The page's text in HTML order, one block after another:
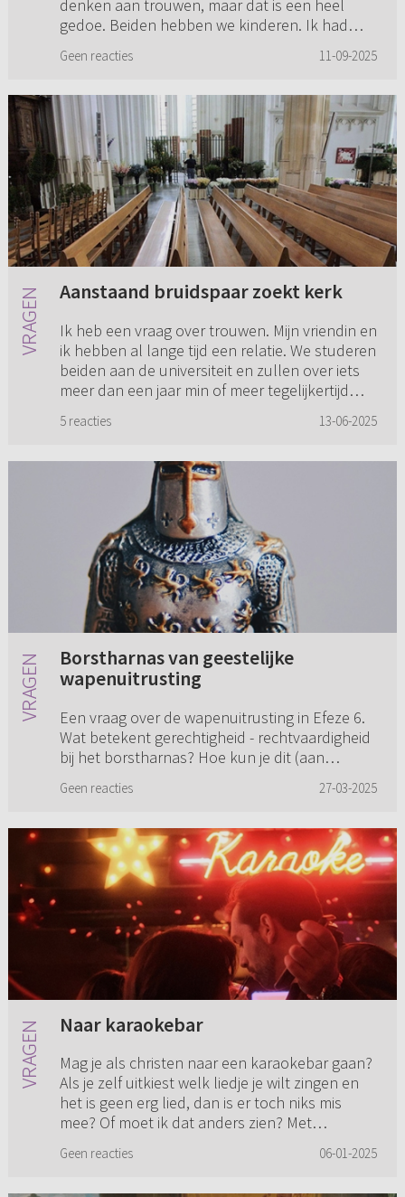
denken aan trouwen, maar dat is een heel
gedoe. Beiden hebben we kinderen. Ik had
Hersteld Hervormde Kerk. Hij zei: “...
Geen reacties 11-09-2025
Aanstaand bruidspaar zoekt kerk
Ik heb een vraag over trouwen. Mijn vriendin en
ik hebben al lange tijd een relatie. We studeren
beiden aan de universiteit en zullen over iets
meer dan een jaar min of meer tegelijkertijd
5 reacties 13-06-2025
Borstharnas van geestelijke
wapenuitrusting
Een vraag over de wapenuitrusting in Efeze 6.
Wat betekent gerechtigheid - rechtvaardigheid
bij het borstharnas? Hoe kun je dit (aan
dit betekent?
Geen reacties 27-03-2025
Naar karaokebar
Mag je als christen naar een karaokebar gaan?
Als je zelf uitkiest welk liedje je wilt zingen en
het is geen erg lied, dan is er toch niks mis
mee? Of moet ik dat anders zien? Met
Geen reacties 06-01-2025